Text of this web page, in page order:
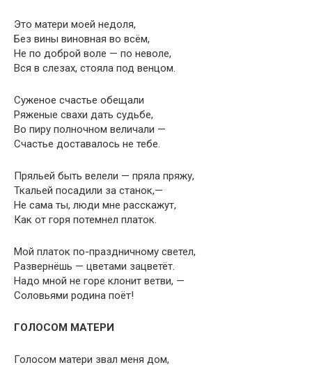
Это матери моей недоля,
Без вины виновная во всём,
Не по доброй воле — по неволе,
Вся в слезах, стояла под венцом.
Суженое счастье обещали
Ряженые свахи дать судьбе,
Во пиру полночном величали —
Счастье доставалось не тебе.
Пряльей быть велели — пряла пряжу,
Ткальей посадили за станок,—
Не сама ты, люди мне расскажут,
Как от горя потемнел платок.
Мой платок по-праздничному светел,
Развернёшь — цветами зацветёт.
Надо мной не горе клонит ветви, —
Соловьями родина поёт!
ГОЛОСОМ МАТЕРИ
Голосом матери звал меня дом,